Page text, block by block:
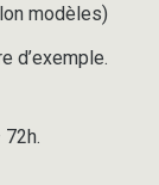
modèles)
d’exemple.